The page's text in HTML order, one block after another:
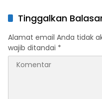
Dunia Kerja
Tinggalkan
Alamat email Anda tidak
wajib ditandai *